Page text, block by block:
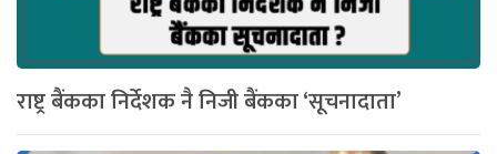
राष्ट्र बैंकका निर्देशक नै निजी बैंकका ‘सूचनादाता’